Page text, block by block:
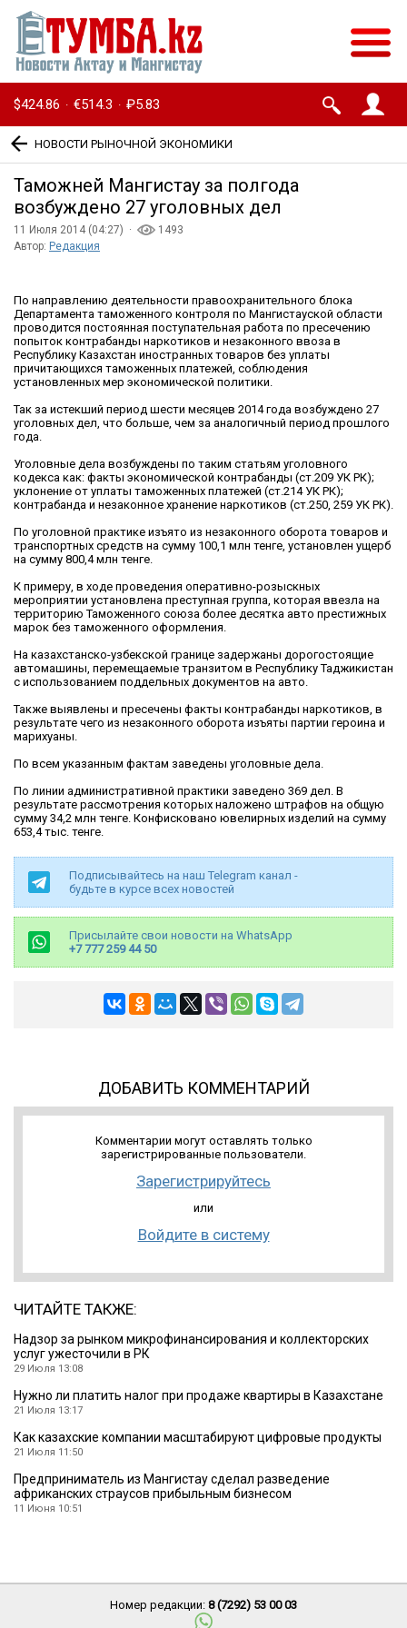
$424.86 · €514.3 · ₽5.83
НОВОСТИ РЫНОЧНОЙ ЭКОНОМИКИ
Таможней Мангистау за полгода
возбуждено 27 уголовных дел
11 Июля 2014 (04:27) ·
1493
Автор: Редакция
По направлению деятельности правоохранительного блока
Департамента таможенного контроля по Мангистауской области
проводится постоянная поступательная работа по пресечению
попыток контрабанды наркотиков и незаконного ввоза в
Республику Казахстан иностранных товаров без уплаты
причитающихся таможенных платежей, соблюдения
установленных мер экономической политики.
Так за истекший период шести месяцев 2014 года возбуждено 27
уголовных дел, что больше, чем за аналогичный период прошлого
года.
Уголовные дела возбуждены по таким статьям уголовного
кодекса как: факты экономической контрабанды (ст.209 УК РК);
уклонение от уплаты таможенных платежей (ст.214 УК РК);
контрабанда и незаконное хранение наркотиков (ст.250, 259 УК РК).
По уголовной практике изъято из незаконного оборота товаров и
транспортных средств на сумму 100,1 млн тенге, установлен ущерб
на сумму 800,4 млн тенге.
К примеру, в ходе проведения оперативно-розыскных
мероприятии установлена преступная группа, которая ввезла на
территорию Таможенного союза более десятка авто престижных
марок без таможенного оформления.
На казахстанско-узбекской границе задержаны дорогостоящие
автомашины, перемещаемые транзитом в Республику Таджикистан
с использованием поддельных документов на авто.
Также выявлены и пресечены факты контрабанды наркотиков, в
результате чего из незаконного оборота изъяты партии героина и
марихуаны.
По всем указанным фактам заведены уголовные дела.
По линии административной практики заведено 369 дел. В
результате рассмотрения которых наложено штрафов на общую
сумму 34,2 млн тенге. Конфисковано ювелирных изделий на сумму
653,4 тыс. тенге.
Подписывайтесь на наш Telegram канал -
будьте в курсе всех новостей
Присылайте свои новости на WhatsApp
+7 777 259 44 50
ДОБАВИТЬ КОММЕНТАРИЙ
Комментарии могут оставлять только
зарегистрированные пользователи.
Зарегистрируйтесь
или
Войдите в систему
ЧИТАЙТЕ ТАКЖЕ:
Надзор за рынком микрофинансирования и коллекторских
услуг ужесточили в РК
29 Июля 13:08
Нужно ли платить налог при продаже квартиры в Казахстане
21 Июля 13:17
Как казахские компании масштабируют цифровые продукты
21 Июля 11:50
Предприниматель из Мангистау сделал разведение
африканских страусов прибыльным бизнесом
11 Июня 10:51
Номер редакции: 8 (7292) 53 00 03